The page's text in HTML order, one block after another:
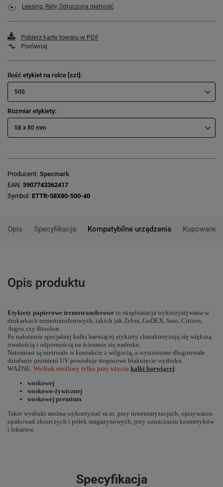
Leasing, Raty, Odroczona płatność
Pobierz kartę towaru w PDF
Porównaj
Ilość etykiet na rolce [szt]
500
Rozmiar etykiety
58 x 80 mm
Producent Specmark
EAN 5907743362417
Symbol ETTR-58X80-500-40
Opis Specyfikacja Kompatybilne urządzenia Kupowane
Opis produktu
Etykiety papierowe termotransferowe to eksploatacja wykorzystywana w
drukarkach termotransferowych, takich jak Zebra GoDEX Sato Citizen
Argox czy Bixolon
Po nałożeniu specjalnej kalki barwiącej etykiety charakteryzują się większą
trwałością i odpornością na ścieranie się nadruku
Natomiast są nietrwałe w kontakcie z wilgocią, a wystawione długotrwałe
działanie promieni UV powoduje stopniowe blaknięcie wydruku.
WAŻNE: Wydruk możliwy tylko przy użyciu kalki barwiącej:
woskowej
woskowo-żywicznej
woskowej premium
Takie wydruki można wykorzystać m.in. przy inwentaryzacjach, opisywaniu
opakowań zbiorczych i półek magazynowych, przy oznaczaniu kosmetyków
i lekarstw.
Specyfikacja